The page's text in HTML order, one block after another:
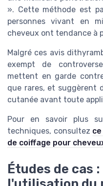
». Cette méthode est
personnes vivant en
cheveux ont tendance à
Malgré ces avis
exempt de
mettent en garde
que rares, et suggèrent
cutanée avant toute
Pour en savoir plus
techniques, consultez
de coiffage pour
Études de cas